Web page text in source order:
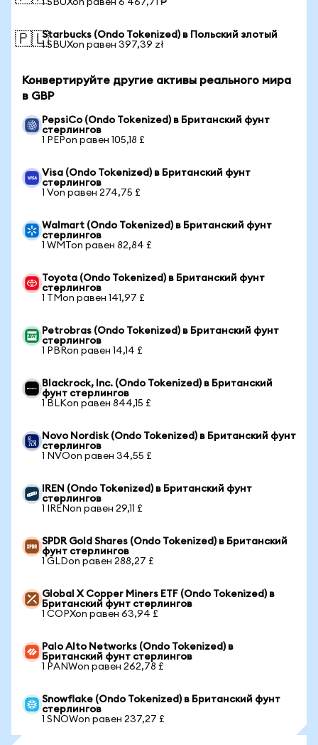
1 SBUXon равен 6 467,71 ₱
🇵🇱Starbucks (Ondo Tokenized) в Польский злотый
1 SBUXon равен 397,39 zł
Конвертируйте другие активы реального мира
в GBP
PepsiCo (Ondo Tokenized) в Британский фунт
стерлингов
1 PEPon равен 105,18 £
Visa (Ondo Tokenized) в Британский фунт
стерлингов
1 Von равен 274,75 £
Walmart (Ondo Tokenized) в Британский фунт
стерлингов
1 WMTon равен 82,84 £
Toyota (Ondo Tokenized) в Британский фунт
стерлингов
1 TMon равен 141,97 £
Petrobras (Ondo Tokenized) в Британский фунт
стерлингов
1 PBRon равен 14,14 £
Blackrock, Inc. (Ondo Tokenized) в Британский
фунт стерлингов
1 BLKon равен 844,15 £
Novo Nordisk (Ondo Tokenized) в Британский фунт
стерлингов
1 NVOon равен 34,55 £
IREN (Ondo Tokenized) в Британский фунт
стерлингов
1 IRENon равен 29,11 £
SPDR Gold Shares (Ondo Tokenized) в Британский
фунт стерлингов
1 GLDon равен 288,27 £
Global X Copper Miners ETF (Ondo Tokenized) в
Британский фунт стерлингов
1 COPXon равен 63,94 £
Palo Alto Networks (Ondo Tokenized) в
Британский фунт стерлингов
1 PANWon равен 262,78 £
Snowflake (Ondo Tokenized) в Британский фунт
стерлингов
1 SNOWon равен 237,27 £